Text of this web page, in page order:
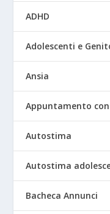
ADHD
Adolescenti e
Ansia
Appuntamento
Autostima
Autostima
Bacheca Annunci